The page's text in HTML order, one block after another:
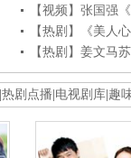
【视频】张国强
【热剧】《美人
【热剧】姜文马
热剧点播 电视剧库 趣